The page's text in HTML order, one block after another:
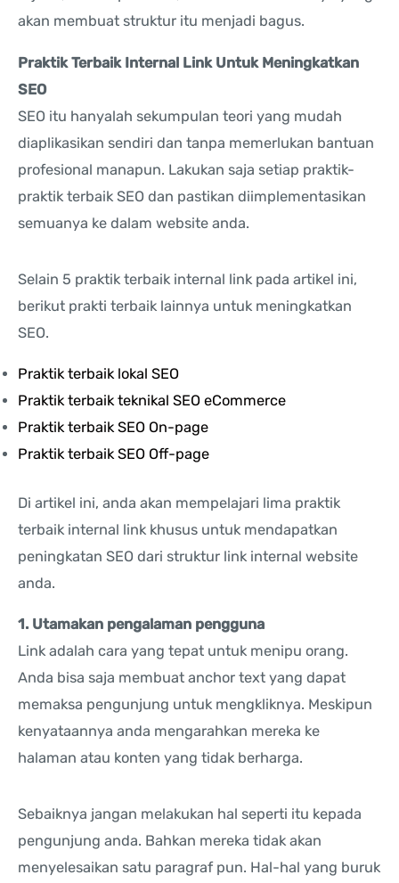
akan membuat struktur itu menjadi bagus.
Praktik Terbaik Internal Link Untuk Meningkatkan
SEO
SEO itu hanyalah sekumpulan teori yang mudah
diaplikasikan sendiri dan tanpa memerlukan bantuan
profesional manapun. Lakukan saja setiap praktik-
praktik terbaik SEO dan pastikan diimplementasikan
semuanya ke dalam website anda.
Selain 5 praktik terbaik internal link pada artikel ini,
berikut prakti terbaik lainnya untuk meningkatkan
SEO.
Praktik terbaik lokal SEO
Praktik terbaik teknikal SEO eCommerce
Praktik terbaik SEO On-page
Praktik terbaik SEO Off-page
Di artikel ini, anda akan mempelajari lima praktik
terbaik internal link khusus untuk mendapatkan
peningkatan SEO dari struktur link internal website
anda.
1. Utamakan pengalaman pengguna
Link adalah cara yang tepat untuk menipu orang.
Anda bisa saja membuat anchor text yang dapat
memaksa pengunjung untuk mengkliknya. Meskipun
kenyataannya anda mengarahkan mereka ke
halaman atau konten yang tidak berharga.
Sebaiknya jangan melakukan hal seperti itu kepada
pengunjung anda. Bahkan mereka tidak akan
menyelesaikan satu paragraf pun. Hal-hal yang buruk